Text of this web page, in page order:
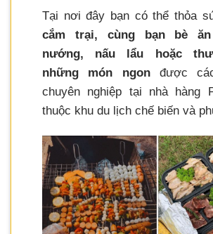
Tại nơi đây bạn có thể thỏa
cắm trại, cùng bạn bè
nướng, nấu lẩu hoặc
những món ngonđược
chuyên nghiệp tại nhà hàng
thuộc khu du lịch chế biến và